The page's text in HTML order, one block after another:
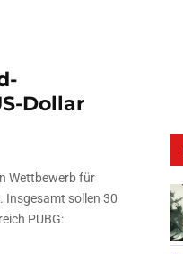
Dollar
Wettbewerb für
Insgesamt sollen 30
PUBG: